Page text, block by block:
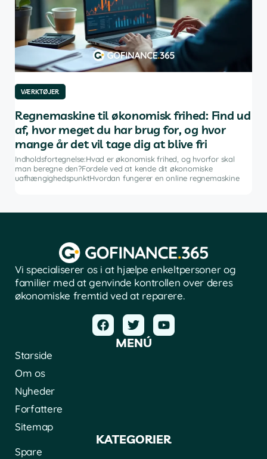
VÆRKTØJER
Regnemaskine til økonomisk frihed: Find ud
af, hvor meget du har brug for, og hvor
mange år det vil tage dig at blive fri
Indholdsfortegnelse:Hvad er økonomisk frihed, og hvorfor skal
man beregne den?Fordele ved at kende dit økonomiske
uafhængighedspunktHvordan fungerer en online regnemaskine
Vi specialiserer os i at hjælpe enkeltpersoner og
familier med at genvinde kontrollen over deres
økonomiske fremtid ved at reparere.
MENÚ
Starside
Om os
Nyheder
Forfattere
Sitemap
KATEGORIER
Spare